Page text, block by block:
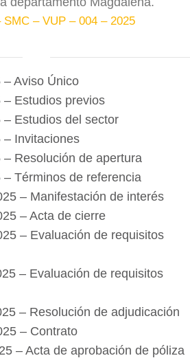
SMC – VUP – 004 – 2025
Aviso Único
Estudios previos
Estudios del sector
– Invitaciones
Resolución de apertura
Términos de referencia
– Manifestación de interés
– Acta de cierre
– Evaluación de requisitos
– Evaluación de requisitos
– Resolución de adjudicación
– Contrato
– Acta de aprobación de póliza